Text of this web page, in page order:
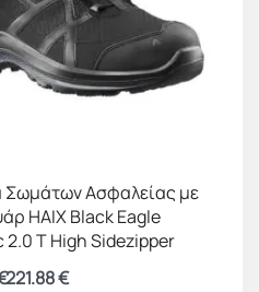
Σωμάτων Ασφαλείας με
HAIX Black Eagle
T High Sidezipper
221.88€